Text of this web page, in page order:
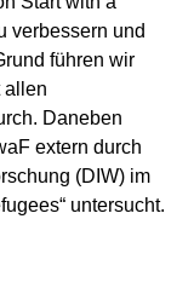
verbessern und
führen wir
allen
Daneben
extern durch
(DIW) im
untersucht.